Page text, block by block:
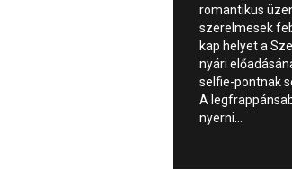
romantikus
szerelmesek
kap helyet a
nyári
selfie-pontnak
A
nyerni…